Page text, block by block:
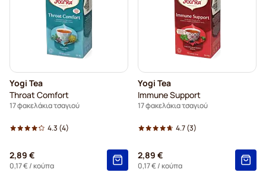
Yogi Tea
Throat Comfort
17 φακελάκια τσαγιού
4.3 (4)
2,89 €
0,17 €/ κούπα
Yogi Tea
Immune Support
17 φακελάκια τσαγιού
4.7(3)
2,89 €
0,17 €/ κούπα